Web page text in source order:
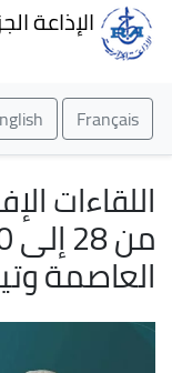
الإذاعة
Français
English
اللقاءات
العاصمة